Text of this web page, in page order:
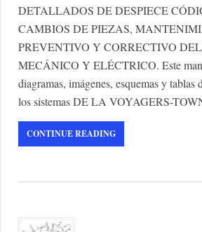
DETALLADOS DE DESPIECE
CAMBIOS DE PIEZAS,
PREVENTIVO Y CORRECTIVO
MECÁNICO Y ELÉCTRICO. Este
diagramas, imágenes, esquemas y tablas
los sistemas DE LA VOYAGERS-
CONTINUE READING